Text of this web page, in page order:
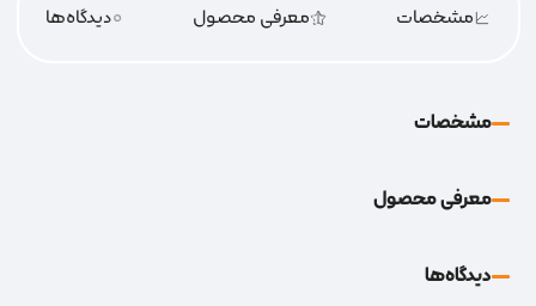
مشخصات معرفی محصول 0دیدگاه‌‌ها
مشخصات
معرفی محصول
دیدگاه‌‌ها